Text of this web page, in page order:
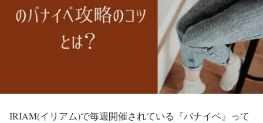
IRIAM(イリアム)で毎週開催されている『バナイベ』って